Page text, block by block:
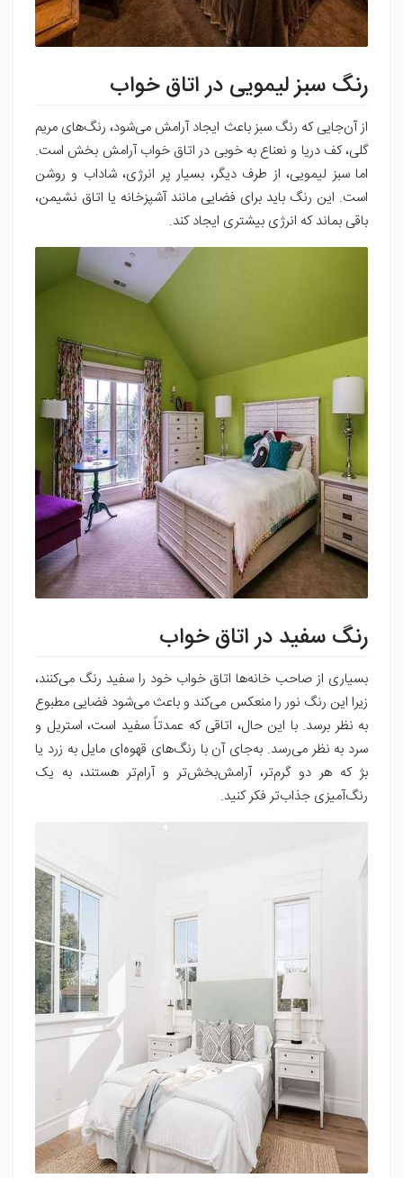
رنگ سبز لیمویی در اتاق خواب
از آن‌جایی که رنگ سبز باعث ایجاد آرامش می‌شود، رنگ‌های مریم
گلی، کف دریا و نعناع به خوبی در اتاق خواب آرامش بخش است.
اما سبز لیمویی، از طرف دیگر، بسیار پر انرژی، شاداب و روشن
است. این رنگ باید برای فضایی مانند آشپزخانه یا اتاق نشیمن،
باقی بماند که انرژی بیشتری ایجاد کند.
رنگ سفید در اتاق خواب
بسیاری از صاحب خانه‌ها اتاق خواب خود را سفید رنگ می‌کنند،
زیرا این رنگ نور را منعکس می‌کند و باعث می‌شود فضایی مطبوع
به نظر برسد. با این حال، اتاقی که عمدتاً سفید است، استریل و
سرد به نظر می‌رسد. به‌جای آن با رنگ‌های قهوه‌ای مایل به زرد یا
بژ که هر دو گرم‌تر، آرامش‌بخش‌تر و آرام‌تر هستند، به یک
رنگ‌آمیزی جذاب‌تر فکر کنید.